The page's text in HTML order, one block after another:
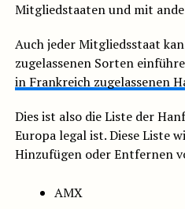
Mitgliedstaaten und mit
Auch jeder Mitgliedsstaat
zugelassenen Sorten
in Frankreich zugelassenen
Dies ist also die Liste der
Europa legal ist. Diese Liste
Hinzufügen oder Entfernen
AMX